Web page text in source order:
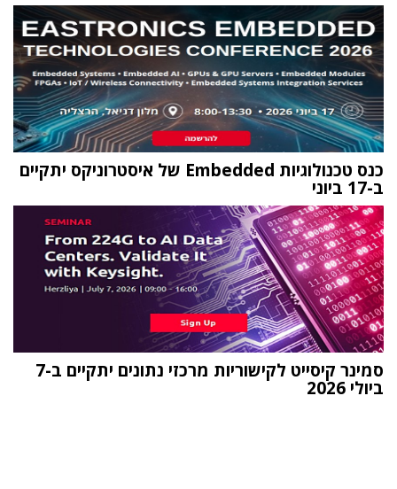
כנס טכנולוגיות Embedded של איסטרוניקס יתקיים
ב-17 ביוני
סמינר קיסייט לקישוריות מרכזי נתונים יתקיים ב-7
ביולי 2026